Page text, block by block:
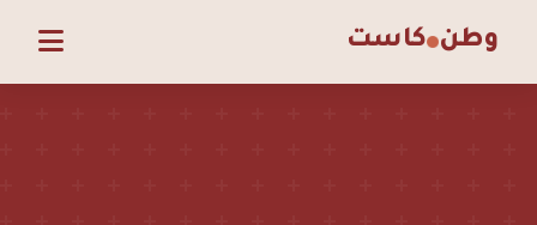
وطن كاست